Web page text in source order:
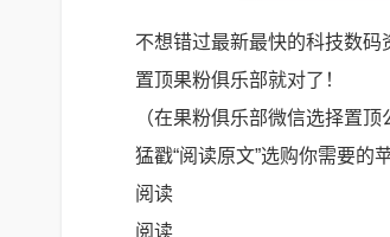
不想错过最新最快的科技数码
置顶果粉俱乐部就对了！
（在果粉俱乐部微信选择置顶
猛戳“阅读原文”选购你需要的
阅读
阅读